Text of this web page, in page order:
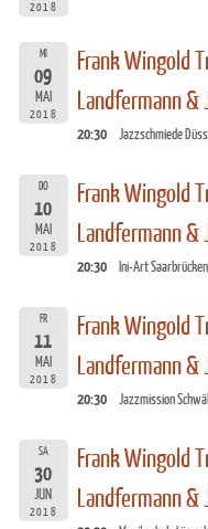
2018
MI
09
MAI
2018
Frank Wingold
Landfermann
20:30 Jazzschmiede
DO
10
MAI
2018
Frank Wingold
Landfermann
20:30 Ini-Art Saarbrücken
FR
11
MAI
2018
Frank Wingold
Landfermann
20:30 Jazzmission
SA
30
JUN
2018
Frank Wingold
Landfermann